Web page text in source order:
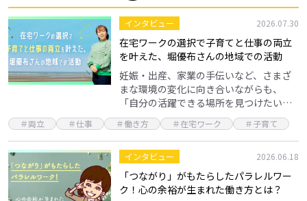
インタビュー 2026.07.30
在宅ワークの選択で子育てと仕事の両立
を叶えた、堀優布さんの地域での活動
妊娠・出産、家業の手伝いなど、さまざ
まな環境の変化に向き合いながらも、
「自分の活躍できる場所を見つけたい」
と考える方は少なくありません。今回
は、パソコン1台から始め、今では講師と
しても活躍する堀優布さ…
＃両立 ＃仕事 ＃働き方 ＃在宅ワーク ＃子育て
インタビュー 2026.06.18
「つながり」がもたらしたパラレルワー
ク！心の余裕が生まれた働き方とは？